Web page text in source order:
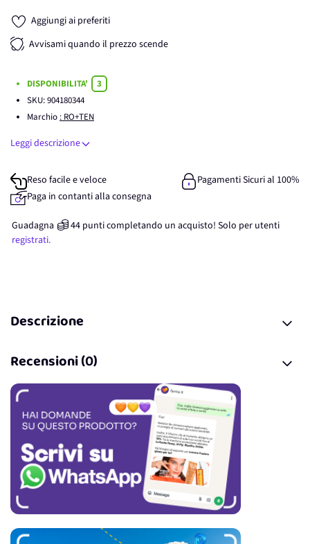
Aggiungi ai preferiti
Avvisami quando il prezzo scende
DISPONIBILITA'
3
SKU:904180344
Marchio : RO+TEN
Leggi descrizione
Reso facile e veloce
Pagamenti Sicuri al 100%
Paga in contanti alla consegna
Guadagna 44 punticompletando un acquisto! Solo per utenti
registrati.
Descrizione
Recensioni (0)